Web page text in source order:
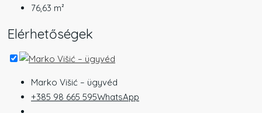
76,63 m²
Elérhetőségek
Marko Višić – ügyvéd
+385 98 665 595WhatsApp